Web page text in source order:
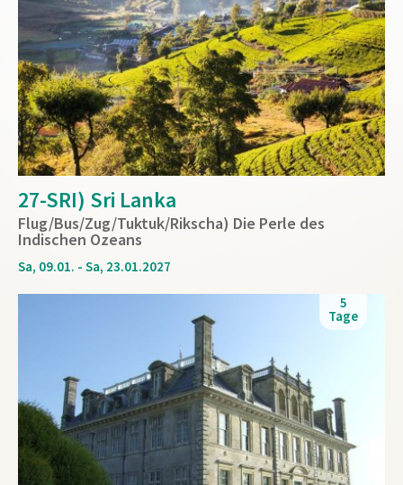
27-SRI) Sri Lanka
Flug/Bus/Zug/Tuktuk/Rikscha) Die Perle des
Indischen Ozeans
Sa, 09.01. - Sa, 23.01.2027
5
Tage